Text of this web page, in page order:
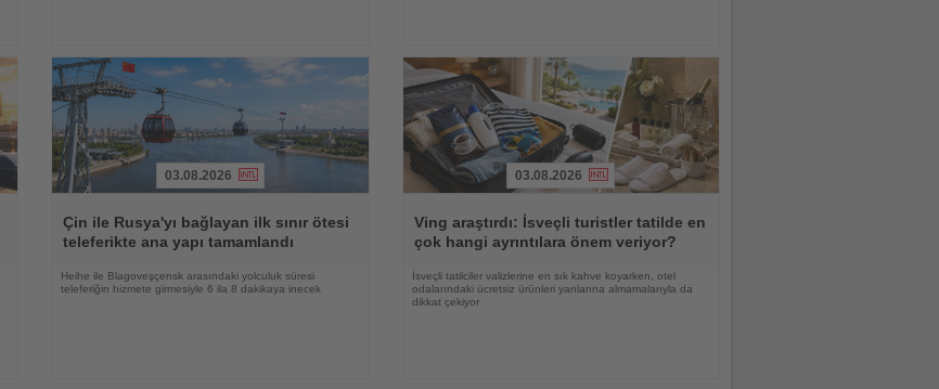
Oku
03.08.2026
Çin ile Rusya'yı bağlayan ilk sınır ötesi
teleferikte ana yapı tamamlandı
Heihe ile Blagoveşçensk arasındaki yolculuk süresi
teleferiğin hizmete girmesiyle 6 ila 8 dakikaya inecek
Oku
03.08.2026
Ving araştırdı: İsveçli turistler tatilde en
çok hangi ayrıntılara önem veriyor?
İsveçli tatilciler valizlerine en sık kahve koyarken, otel
odalarındaki ücretsiz ürünleri yanlarına almamalarıyla da
dikkat çekiyor